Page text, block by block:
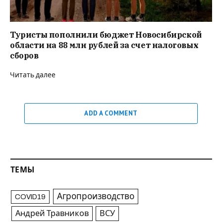
Туристы пополнили бюджет Новосибирской
области на 88 млн рублей за счет налоговых
сборов
Читать далее
ADD A COMMENT
ТЕМЫ
COVID19 Агропроизводство
Андрей Травников ВСУ